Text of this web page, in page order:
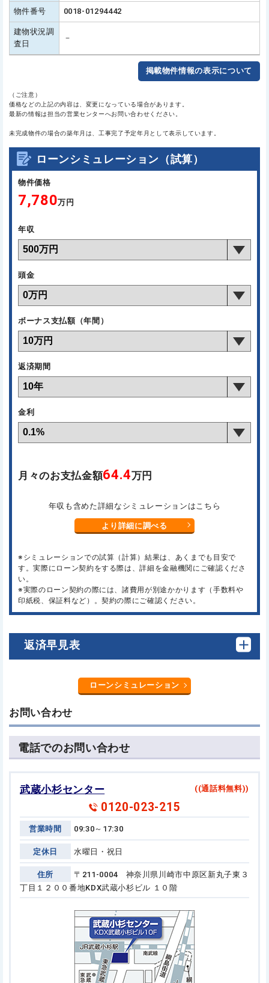
物件番号 0018-01294442
建物状況調
査日
－
掲載物件情報の表示について
（ご注意）
価格などの上記の内容は、変更になっている場合があります。
最新の情報は担当の営業センターへお問い合わせください。
未完成物件の場合の築年月は、工事完了予定年月として表示しています。
ローンシミュレーション（試算）
物件価格
7,780万円
年収
頭金
ボーナス支払額（年間）
返済期間
金利
月々のお支払金額64.4万円
年収も含めた詳細なシミュレーションはこちら
より詳細に調べる
※シミュレーションでの試算（計算）結果は、あくまでも目安で
す。実際にローン契約をする際は、詳細を金融機関にご確認くださ
い。
※実際のローン契約の際には、諸費用が別途かかります（手数料や
印紙税、保証料など）。契約の際にご確認ください。
返済早見表
ローンシミュレーション
お問い合わせ
電話でのお問い合わせ
武蔵小杉センター ((通話料無料))
0120-023-215
営業時間 09:30～17:30
定休日 水曜日・祝日
住所
〒211-0004 神奈川県川崎市中原区新丸子東３
丁目１２００番地KDX武蔵小杉ビル １０階